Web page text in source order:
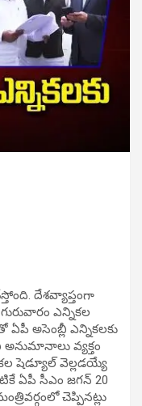
దేశవ్యాప్తంగా
ఎన్నికల
అసెంబ్లీ ఎన్నికలకు
వ్యక్తం
షెడ్యూల్ వెల్లడయ్యే
ఏపీ సీఎం జగన్ 20
చెప్పినట్లు